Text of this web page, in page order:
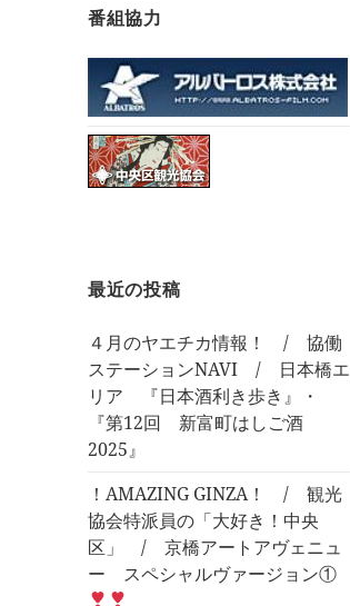
番組協力
最近の投稿
４月のヤエチカ情報！ / 協働
ステーションNAVI / 日本橋エ
リア 『日本酒利き歩き』・
『第12回 新富町はしご酒
2025』
！AMAZING GINZA！ / 観光
協会特派員の「大好き！中央
区」 / 京橋アートアヴェニュ
ー スペシャルヴァージョン①